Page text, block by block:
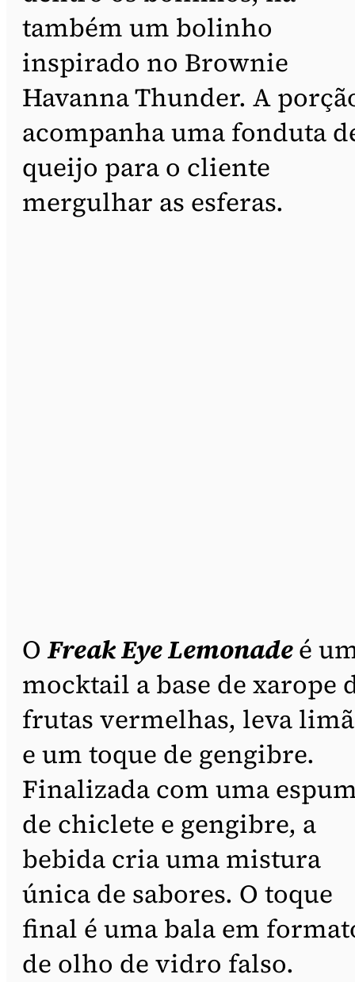
também um bolinho
inspirado no Brownie
Havanna Thunder. A
acompanha uma fonduta
queijo para o cliente
mergulhar as esferas.
OFreak Eye Lemonadeé
mocktail a base de xarope
frutas vermelhas, leva
e um toque de gengibre.
Finalizada com uma
de chiclete e gengibre, a
bebida cria uma mistura
única de sabores. O toque
final é uma bala em
de olho de vidro falso.